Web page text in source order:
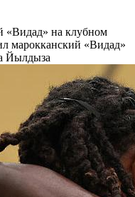
«Видад» на клубном
марокканский «Видад»
Йылдыза